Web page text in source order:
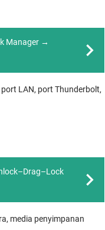
Manager →
LAN, port Thunderbolt,
media penyimpanan